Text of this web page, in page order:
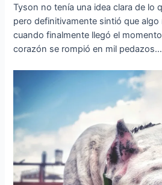
Tyson no tenía una idea clara de lo
pero definitivamente sintió que algo
cuando finalmente llegó el
corazón se rompió en mil pedazos…